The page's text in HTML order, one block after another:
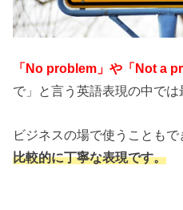
「No problem」や「Not a
で」と言う英語表現の中では
ビジネスの場で使うこともで
比較的に丁寧な表現です。